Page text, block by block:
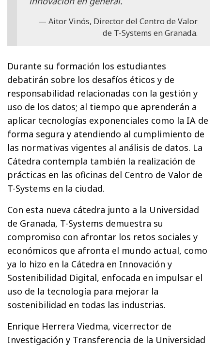
Aitor Vinós, Director del Centro de Valor
de T-Systems en Granada.
Durante su formación los estudiantes
debatirán sobre los desafíos éticos y de
responsabilidad relacionadas con la gestión y
uso de los datos; al tiempo que aprenderán a
aplicar tecnologías exponenciales como la IA de
forma segura y atendiendo al cumplimiento de
las normativas vigentes al análisis de datos. La
Cátedra contempla también la realización de
prácticas en las oficinas del Centro de Valor de
T-Systems en la ciudad.
Con esta nueva cátedra junto a la Universidad
de Granada, T-Systems demuestra su
compromiso con afrontar los retos sociales y
económicos que afronta el mundo actual, como
ya lo hizo en la Cátedra en Innovación y
Sostenibilidad Digital, enfocada en impulsar el
uso de la tecnología para mejorar la
sostenibilidad en todas las industrias.
Enrique Herrera Viedma, vicerrector de
Investigación y Transferencia de la Universidad